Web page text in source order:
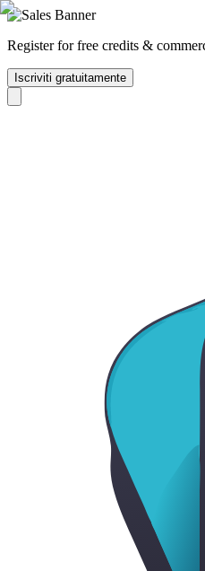
Register for free credits &
Iscriviti gratuitamente